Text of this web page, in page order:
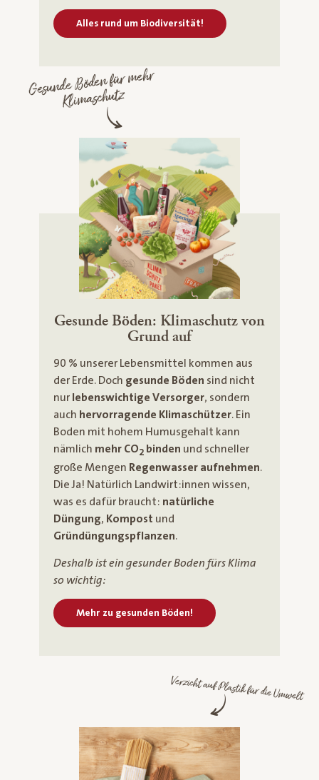
Alles rund um Biodiversität!
Gesunde Böden für mehr
Klimaschutz
Gesunde Böden: Klimaschutz von
Grund auf
90 % unserer Lebensmittel kommen aus
der Erde. Doch gesunde Böden sind nicht
nur lebenswichtige Versorger, sondern
auch hervorragende Klimaschützer. Ein
Boden mit hohem Humusgehalt kann
nämlich mehr CO2binden und schneller
große Mengen Regenwasser aufnehmen.
Die Ja! Natürlich Landwirt:innen wissen,
was es dafür braucht: natürliche
Düngung, Kompost und
Gründüngungspflanzen.
Deshalb ist ein gesunder Boden fürs Klima
so wichtig:
Mehr zu gesunden Böden!
Verzicht auf Plastik für die Umwelt